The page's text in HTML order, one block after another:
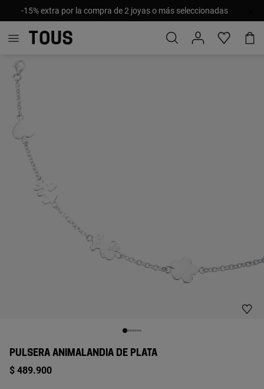
-15% extra por la compra de 2 joyas o más seleccionadas
PULSERA ANIMALANDIA DE PLATA
$ 489.900